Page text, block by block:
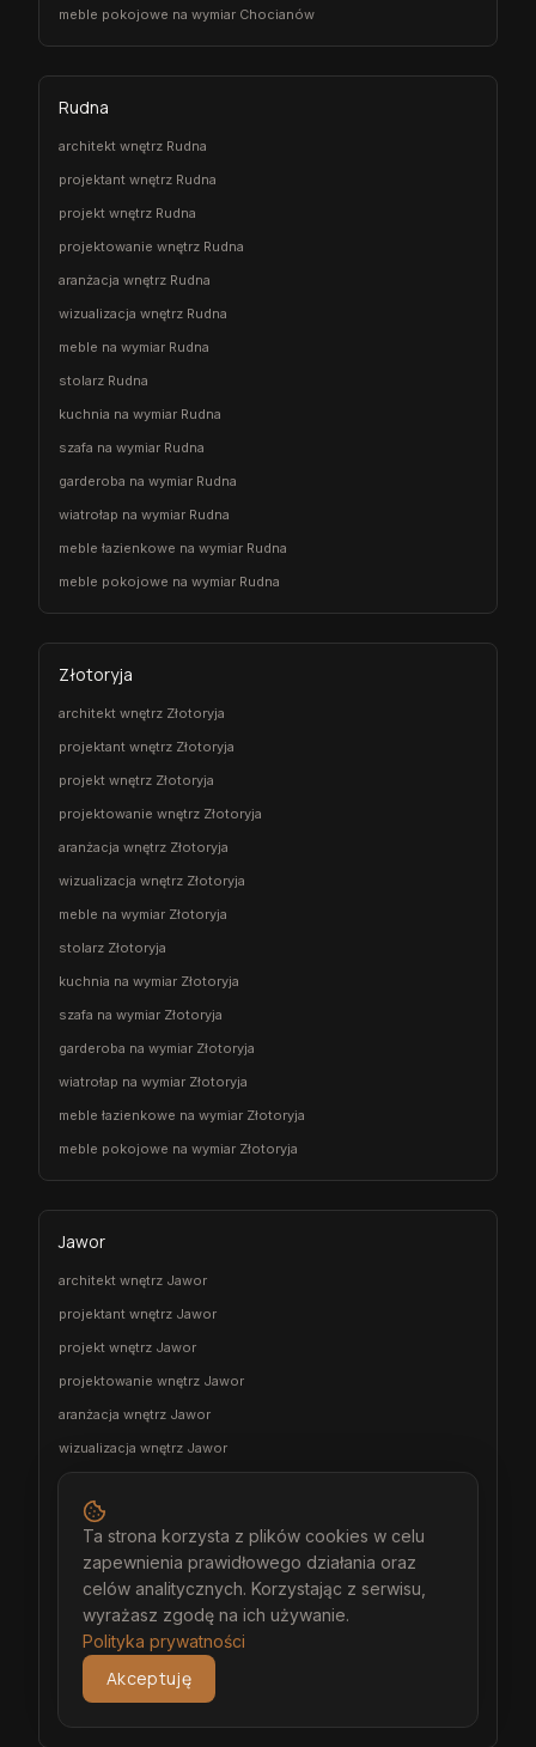
meble pokojowe na wymiar Chocianów
Rudna
architekt wnętrz Rudna
projektant wnętrz Rudna
projekt wnętrz Rudna
projektowanie wnętrz Rudna
aranżacja wnętrz Rudna
wizualizacja wnętrz Rudna
meble na wymiar Rudna
stolarz Rudna
kuchnia na wymiar Rudna
szafa na wymiar Rudna
garderoba na wymiar Rudna
wiatrołap na wymiar Rudna
meble łazienkowe na wymiar Rudna
meble pokojowe na wymiar Rudna
Złotoryja
architekt wnętrz Złotoryja
projektant wnętrz Złotoryja
projekt wnętrz Złotoryja
projektowanie wnętrz Złotoryja
aranżacja wnętrz Złotoryja
wizualizacja wnętrz Złotoryja
meble na wymiar Złotoryja
stolarz Złotoryja
kuchnia na wymiar Złotoryja
szafa na wymiar Złotoryja
garderoba na wymiar Złotoryja
wiatrołap na wymiar Złotoryja
meble łazienkowe na wymiar Złotoryja
meble pokojowe na wymiar Złotoryja
Jawor
architekt wnętrz Jawor
projektant wnętrz Jawor
projekt wnętrz Jawor
projektowanie wnętrz Jawor
aranżacja wnętrz Jawor
wizualizacja wnętrz Jawor
stolarz Jawor
kuchnia na wymiar Jawor
szafa na wymiar Jawor
garderoba na wymiar Jawor
wiatrołap na wymiar Jawor
meble łazienkowe na wymiar Jawor
Ta strona korzysta z plików cookies w celu
zapewnienia prawidłowego działania oraz
celów analitycznych. Korzystając z serwisu,
wyrażasz zgodę na ich używanie.
Polityka prywatności
Akceptuję